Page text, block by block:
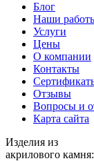
Блог
Наши
Услуги
Цены
О компании
Контакты
Отзывы
Вопросы и
Карта сайта
Изделия из
акрилового камня: